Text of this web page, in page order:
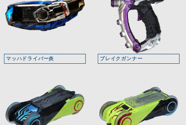
マッハドライバー炎 ブレイクガンナー